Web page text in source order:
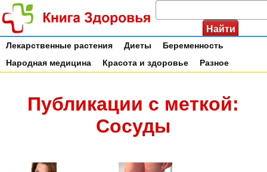
Лекарственные растения Диеты
Беременность
Народная медицина
Красота и здоровье Разное
Публикации с меткой:
Сосуды